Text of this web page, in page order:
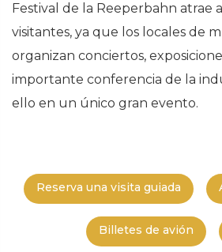
Festival de la Reeperbahn atrae
visitantes, ya que los locales de
organizan conciertos,
importante conferencia de la
ello en un único gran evento.
Reserva una visita guiada
Billetes de avión